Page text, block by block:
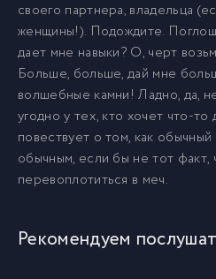
8 034 глава
9 035 глава
10 036 глава
11
12 038 глава
своего партнера, владельца
женщины!). Подождите.
дает мне навыки? О, черт
Больше, больше, дай мне
волшебные камни! Ладно, да,
угодно у тех, кто хочет что-то
повествует о том, как
обычным, если бы не тот факт,
перевоплотиться в меч.
Рекомендуем